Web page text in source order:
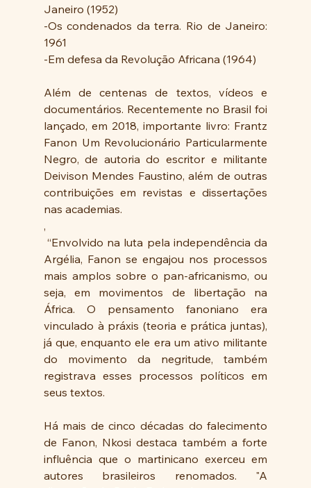
Janeiro (1952)
-Os condenados da terra. Rio de Janeiro:
1961
-Em defesa da Revolução Africana (1964)
Além de centenas de textos, vídeos e
documentários. Recentemente no Brasil foi
lançado, em 2018, importante livro: Frantz
Fanon Um Revolucionário Particularmente
Negro, de autoria do escritor e militante
Deivison Mendes Faustino, além de outras
contribuições em revistas e dissertações
nas academias.
,
“Envolvido na luta pela independência da
Argélia, Fanon se engajou nos processos
mais amplos sobre o pan-africanismo, ou
seja, em movimentos de libertação na
África. O pensamento fanoniano era
vinculado à práxis (teoria e prática juntas),
já que, enquanto ele era um ativo militante
do movimento da negritude, também
registrava esses processos políticos em
seus textos.
Há mais de cinco décadas do falecimento
de Fanon, Nkosi destaca também a forte
influência que o martinicano exerceu em
autores brasileiros renomados. "A